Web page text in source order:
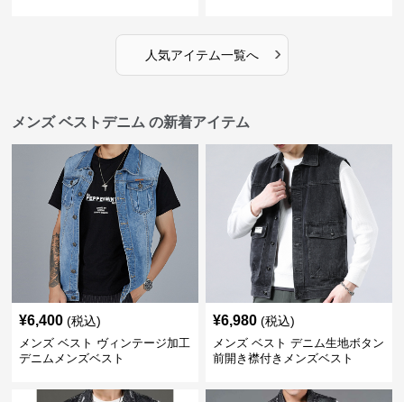
人気アイテム一覧へ ›
メンズ ベストデニム の新着アイテム
¥6,400 (税込)
メンズ ベスト ヴィンテージ加工
デニムメンズベスト
¥6,980 (税込)
メンズ ベスト デニム生地ボタン
前開き襟付きメンズベスト